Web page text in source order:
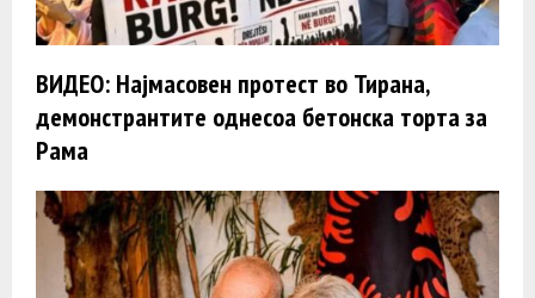
ВИДЕО: Најмасовен протест во Тирана,
демонстрантите однесоа бетонска торта за
Рама